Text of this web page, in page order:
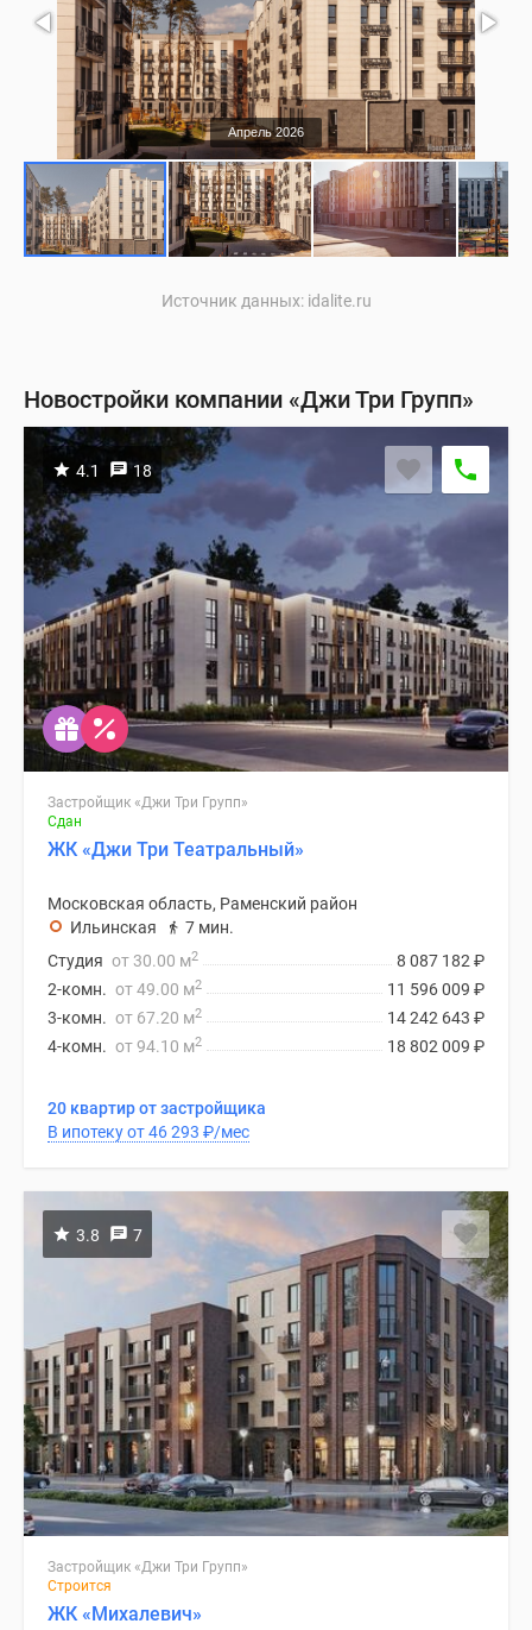
Апрель 2026
Источник данных: idalite.ru
Новостройки компании «Джи Три Групп»
4.1 18
Застройщик «Джи Три Групп»
Сдан
ЖК «Джи Три Театральный»
Московская область, Раменский район
Ильинская
7 мин.
8 087 182 ₽
Студия от 30.00 м2
11 596 009 ₽
2-комн. от 49.00 м2
14 242 643 ₽
3-комн. от 67.20 м2
18 802 009 ₽
4-комн. от 94.10 м2
20 квартир от застройщика
В ипотеку от 46 293 ₽/мес
3.8 7
Застройщик «Джи Три Групп»
Строится
ЖК «Михалевич»